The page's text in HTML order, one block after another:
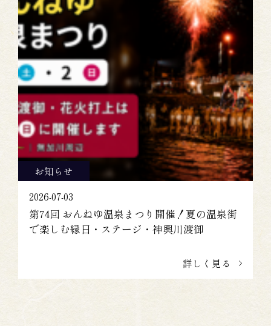
お知らせ
2026-07-03
第74回 おんねゆ温泉まつり開催！夏の温泉街
で楽しむ縁日・ステージ・神輿川渡御
詳しく見る